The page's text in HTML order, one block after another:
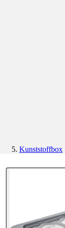
Kunststoffbox